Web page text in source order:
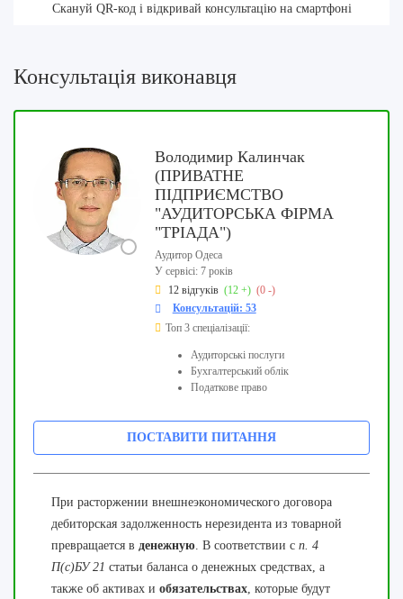
Скануй QR-код і відкривай консультацію на смартфоні
Консультація виконавця
Володимир Калинчак
(ПРИВАТНЕ
ПІДПРИЄМСТВО
"АУДИТОРСЬКА ФІРМА
"ТРІАДА")
Аудитор Одеса
У сервісі: 7 років
12 відгуків (12 +) (0 -)
Консультацій: 53
Топ 3 спеціалізації:
Аудиторські послуги
Бухгалтерський облік
Податкове право
ПОСТАВИТИ ПИТАННЯ
При расторжении внешнеэкономического договора
дебиторская задолженность нерезидента из товарной
превращается в денежную. В соответствии с п. 4
П(с)БУ 21 статьи баланса о денежных средствах, а
также об активах и обязательствах, которые будут